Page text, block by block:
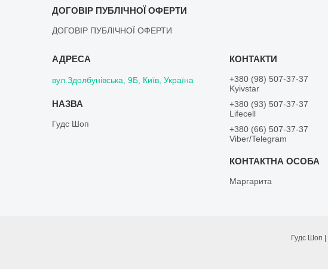
ДОГОВІР ПУБЛІЧНОЇ ОФЕРТИ
ДОГОВІР ПУБЛІЧНОЇ ОФЕРТИ
вул.Здолбунівська, 9Б, Київ, Україна
Гудс Шоп
+380 (98) 507-37-37
Kyivstar
+380 (93) 507-37-37
Lifecell
+380 (66) 507-37-37
Viber/Telegram
Маргарита
Гудс Шоп |